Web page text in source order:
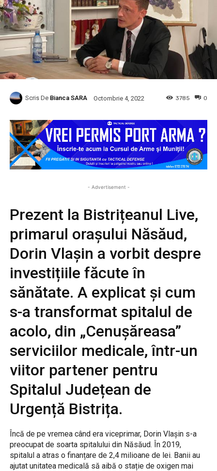
Scris De Bianca SARA Octombrie 4, 2022 0
3785
- Advertisement -
Prezent la Bistrițeanul Live,
primarul orașului Năsăud,
Dorin Vlașin a vorbit despre
investițiile făcute în
sănătate. A explicat și cum
s-a transformat spitalul de
acolo, din „Cenușăreasa”
serviciilor medicale, într-un
viitor partener pentru
Spitalul Județean de
Urgență Bistrița.
Încă de pe vremea când era viceprimar, Dorin Vlașin s-a
preocupat de soarta spitalului din Năsăud. În 2019,
spitalul a atras o finanțare de 2,4 milioane de lei. Banii au
ajutat unitatea medicală să aibă o stație de oxigen mai